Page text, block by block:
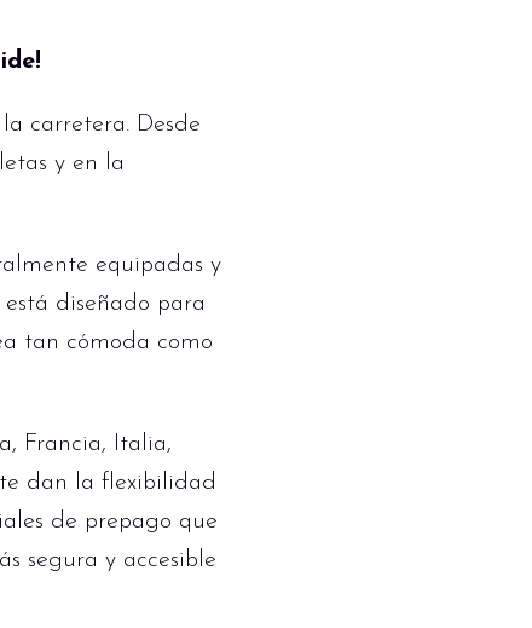
carretera. Desde
y en la
equipadas y
diseñado para
tan cómoda como
Francia, Italia,
dan la flexibilidad
de prepago que
segura y accesible